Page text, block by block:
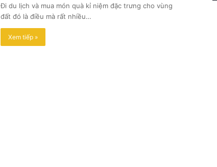
Đi du lịch và mua món quà kỉ niệm đặc trưng cho vùng
đất đó là điều mà rất nhiều…
Xem tiếp »